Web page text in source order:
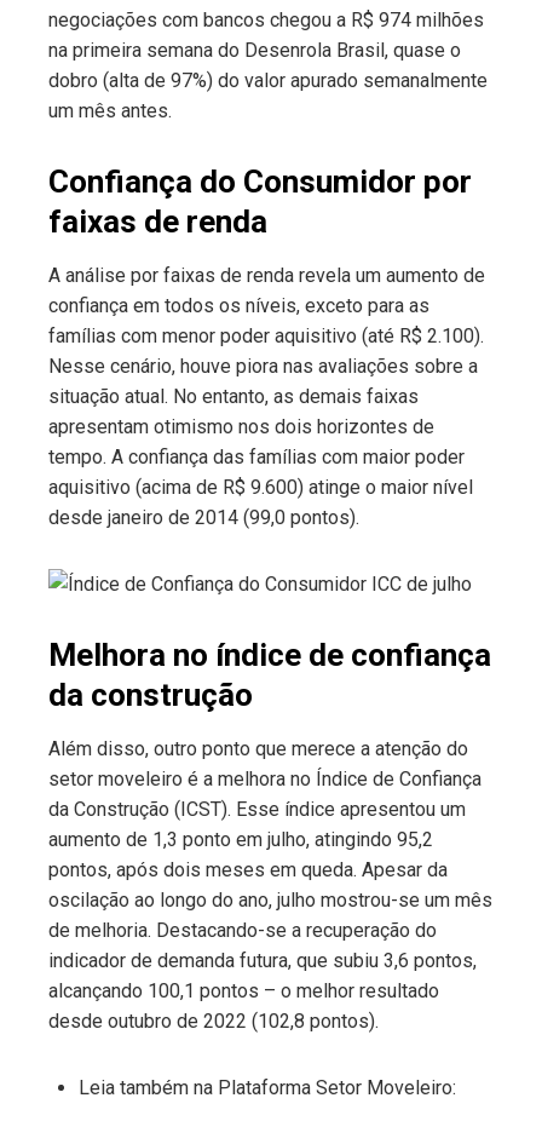
negociações com bancos chegou a R$ 974 milhões
na primeira semana do Desenrola Brasil, quase o
dobro (alta de 97%) do valor apurado semanalmente
um mês antes.
Confiança do Consumidor por
faixas de renda
A análise por faixas de renda revela um aumento de
confiança em todos os níveis, exceto para as
famílias com menor poder aquisitivo (até R$ 2.100).
Nesse cenário, houve piora nas avaliações sobre a
situação atual. No entanto, as demais faixas
apresentam otimismo nos dois horizontes de
tempo. A confiança das famílias com maior poder
aquisitivo (acima de R$ 9.600) atinge o maior nível
desde janeiro de 2014 (99,0 pontos).
Melhora no índice de confiança
da construção
Além disso, outro ponto que merece a atenção do
setor moveleiro é a melhora no Índice de Confiança
da Construção (ICST). Esse índice apresentou um
aumento de 1,3 ponto em julho, atingindo 95,2
pontos, após dois meses em queda. Apesar da
oscilação ao longo do ano, julho mostrou-se um mês
de melhoria. Destacando-se a recuperação do
indicador de demanda futura, que subiu 3,6 pontos,
alcançando 100,1 pontos – o melhor resultado
desde outubro de 2022 (102,8 pontos).
Leia também na Plataforma Setor Moveleiro: